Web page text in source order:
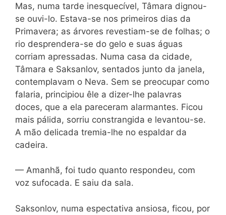
Mas, numa tarde inesquecível, Tâmara dignou-
se ouvi-lo. Estava-se nos primeiros dias da
Primavera; as árvores revestiam-se de folhas; o
rio desprendera-se do gelo e suas águas
corriam apressadas. Numa casa da cidade,
Tâmara e Saksanlov, sentados junto da janela,
contemplavam o Neva. Sem se preocupar como
falaria, principiou êle a dizer-lhe palavras
doces, que a ela pareceram alarmantes. Ficou
mais pálida, sorriu constrangida e levantou-se.
A mão delicada tremia-lhe no espaldar da
cadeira.
— Amanhã, foi tudo quanto respondeu, com
voz sufocada. E saiu da sala.
Saksonlov, numa espectativa ansiosa, ficou, por